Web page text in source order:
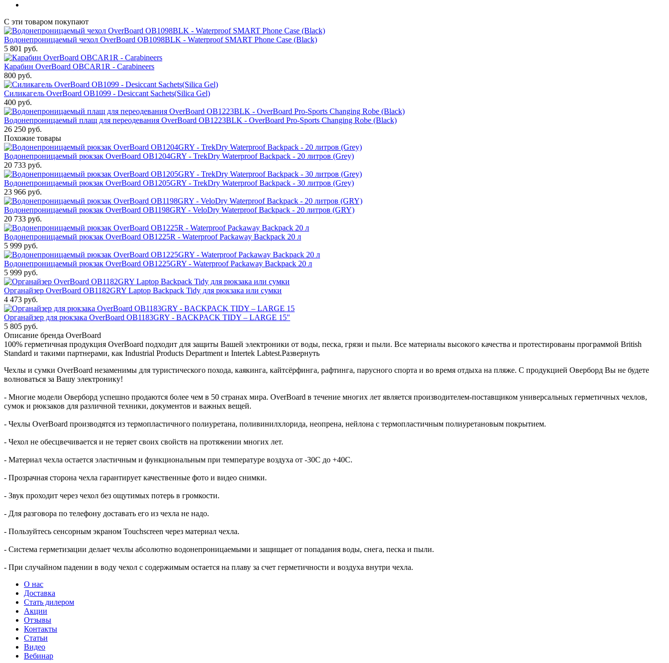
С эти товаром покупают
Водонепроницаемый чехол OverBoard OB1098BLK - Waterproof SMART Phone Case (Black)
5 801 руб.
Карабин OverBoard OBCAR1R - Carabineers
800 руб.
Силикагель OverBoard OB1099 - Desiccant Sachets(Silica Gel)
400 руб.
Водонепроницаемый плащ для переодевания OverBoard OB1223BLK - OverBoard Pro-Sports Changing Robe (Black)
26 250 руб.
Похожие товары
Водонепроницаемый рюкзак OverBoard OB1204GRY - TrekDry Waterproof Backpack - 20 литров (Grey)
20 733 руб.
Водонепроницаемый рюкзак OverBoard OB1205GRY - TrekDry Waterproof Backpack - 30 литров (Grey)
23 966 руб.
Водонепроницаемый рюкзак OverBoard OB1198GRY - VeloDry Waterproof Backpack - 20 литров (GRY)
20 733 руб.
Водонепроницаемый рюкзак OverBoard OB1225R - Waterproof Packaway Backpack 20 л
5 999 руб.
Водонепроницаемый рюкзак OverBoard OB1225GRY - Waterproof Packaway Backpack 20 л
5 999 руб.
Органайзер OverBoard OB1182GRY Laptop Backpack Tidy для рюкзака или сумки
4 473 руб.
Органайзер для рюкзака OverBoard OB1183GRY - BACKPACK TIDY – LARGE 15"
5 805 руб.
Описание бренда OverBoard
100% герметичная продукция OverBoard подходит для защиты Вашей электроники от воды, песка, грязи и пыли. Все материалы высокого качества и протестированы программой British
Standard и такими партнерами, как Industrial Products Department и Intertek Labtest.Развернуть
Чехлы и сумки OverBoard незаменимы для туристического похода, каякинга, кайтсёрфинга, рафтинга, парусного спорта и во время отдыха на пляже. С продукцией Оверборд Вы не будете
волноваться за Вашу электронику!
- Многие модели Оверборд успешно продаются более чем в 50 странах мира. OverBoard в течение многих лет является производителем-поставщиком универсальных герметичных чехлов,
сумок и рюкзаков для различной техники, документов и важных вещей.
- Чехлы OverBoard производятся из термопластичного полиуретана, поливинилхлорида, неопрена, нейлона с термопластичным полиуретановым покрытием.
- Чехол не обесцвечивается и не теряет своих свойств на протяжении многих лет.
- Материал чехла остается эластичным и функциональным при температуре воздуха от -30C до +40C.
- Прозрачная сторона чехла гарантирует качественные фото и видео снимки.
- Звук проходит через чехол без ощутимых потерь в громкости.
- Для разговора по телефону доставать его из чехла не надо.
- Пользуйтесь сенсорным экраном Touchscreen через материал чехла.
- Система герметизации делает чехлы абсолютно водонепроницаемыми и защищает от попадания воды, снега, песка и пыли.
- При случайном падении в воду чехол с содержимым остается на плаву за счет герметичности и воздуха внутри чехла.
О нас
Доставка
Стать дилером
Акции
Отзывы
Контакты
Статьи
Видео
Вебинар